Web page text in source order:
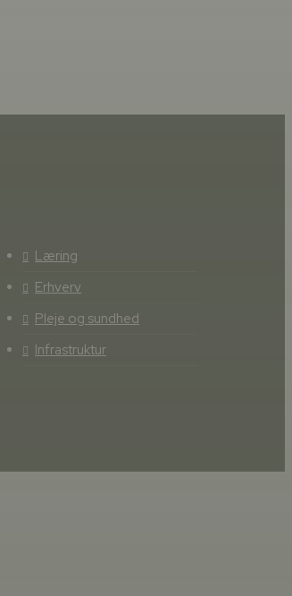
Læring
Erhverv
Pleje og sundhed
Infrastruktur